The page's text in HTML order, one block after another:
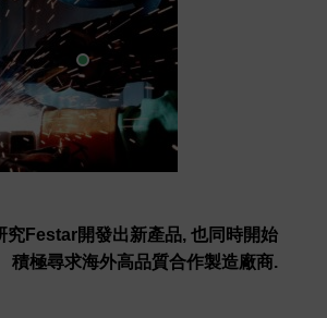
究Festar開發出新產品, 也同時開始
積極尋求海外高品質合作製造廠商.